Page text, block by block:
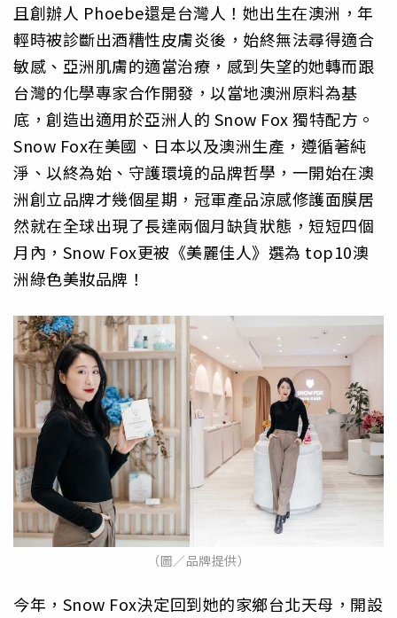
且創辦人 Phoebe還是台灣人！她出生在澳洲，年
輕時被診斷出酒糟性皮膚炎後，始終無法尋得適合
敏感、亞洲肌膚的適當治療，感到失望的她轉而跟
台灣的化學專家合作開發，以當地澳洲原料為基
底，創造出適用於亞洲人的 Snow Fox 獨特配方。
Snow Fox在美國、日本以及澳洲生產，遵循著純
淨、以終為始、守護環境的品牌哲學，一開始在澳
洲創立品牌才幾個星期，冠軍產品涼感修護面膜居
然就在全球出現了長達兩個月缺貨狀態，短短四個
月內，Snow Fox更被《美麗佳人》選為 top10澳
洲綠色美妝品牌！
（圖／品牌提供）
今年，Snow Fox決定回到她的家鄉台北天母，開設